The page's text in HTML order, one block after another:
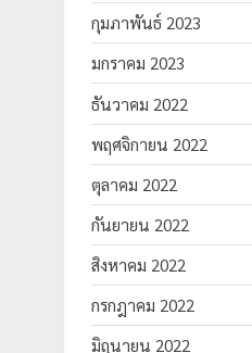
กุมภาพันธ์ 2023
มกราคม 2023
ธันวาคม 2022
พฤศจิกายน 2022
ตุลาคม 2022
กันยายน 2022
สิงหาคม 2022
กรกฎาคม 2022
มิถุนายน 2022